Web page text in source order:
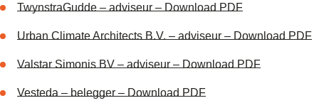
TwynstraGudde – adviseur – Download PDF
Urban Climate Architects B.V. – adviseur – Download PDF
Valstar Simonis BV – adviseur – Download PDF
Vesteda – belegger – Download PDF